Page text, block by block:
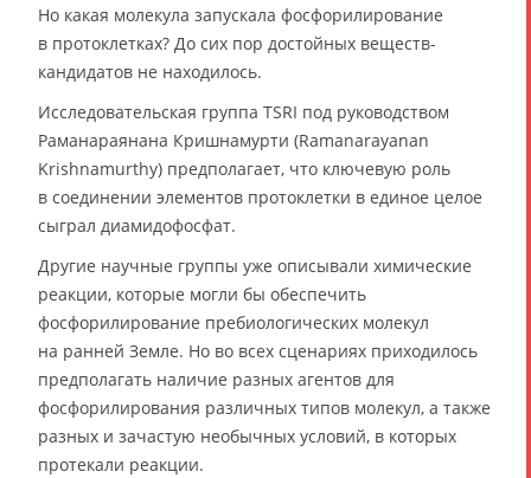
Но какая молекула запускала фосфорилирование
в протоклетках? До сих пор достойных веществ-
кандидатов не находилось.
Исследовательская группа TSRI под руководством
Раманараянана Кришнамурти (Ramanarayanan
Krishnamurthy) предполагает, что ключевую роль
в соединении элементов протоклетки в единое целое
сыграл диамидофосфат.
Другие научные группы уже описывали химические
реакции, которые могли бы обеспечить
фосфорилирование пребиологических молекул
на ранней Земле. Но во всех сценариях приходилось
предполагать наличие разных агентов для
фосфорилирования различных типов молекул, а также
разных и зачастую необычных условий, в которых
протекали реакции.